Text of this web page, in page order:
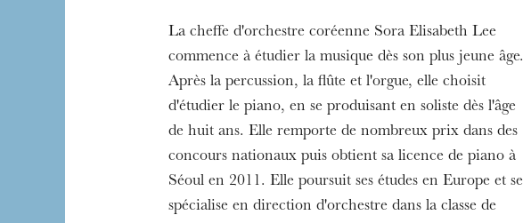
La cheffe d'orchestre coréenne Sora Elisabeth Lee
commence à étudier la musique dès son plus jeune âge.
Après la percussion, la flûte et l'orgue, elle choisit
d'étudier le piano, en se produisant en soliste dès l'âge
de huit ans. Elle remporte de nombreux prix dans des
concours nationaux puis obtient sa licence de piano à
Séoul en 2011. Elle poursuit ses études en Europe et se
spécialise en direction d'orchestre dans la classe de